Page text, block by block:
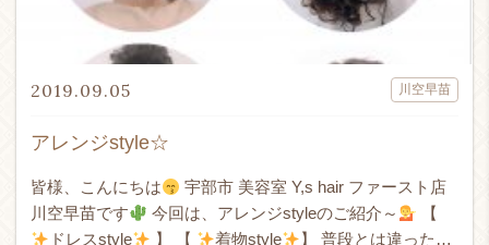
アレンジstyle☆
2019.09.05 川空早苗
皆様、こんにちは
宇部市 美容室 Y,s hair ファースト店
川空早苗です
今回は、アレンジstyleのご紹介～
【
ドレスstyle
】 【 着物style
】 普段とは違った日